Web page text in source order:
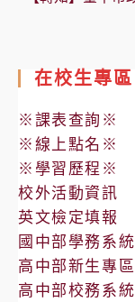
在校生專區
※課表查詢※
※線上點名※
※學習歷程※
校外活動資訊
英文檢定填報
國中部學務系統
高中部新生專區
高中部校務系統